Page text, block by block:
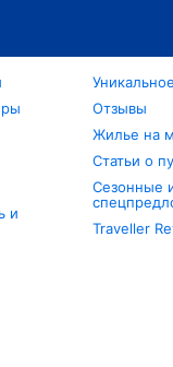
и
Отзывы
Жилье на
Статьи о
Сезонные
Traveller